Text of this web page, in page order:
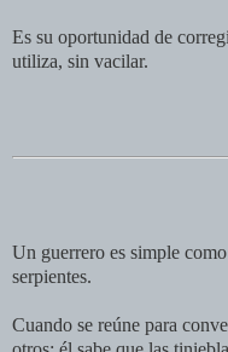
Es su oportunidad de
utiliza, sin vacilar.
Un guerrero es simple
serpientes.
Cuando se reúne para